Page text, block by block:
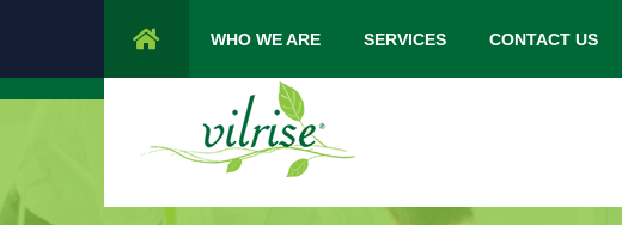
1 Cypress Lane Sparta 07871 NJ. Mon -
WHO WE ARE SERVICES CONTACT US